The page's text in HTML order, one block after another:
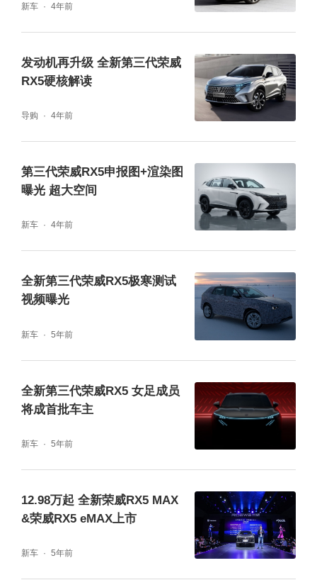
新车 4年前
发动机再升级 全新第三代荣威
RX5硬核解读
导购 4年前
第三代荣威RX5申报图+渲染图
曝光 超大空间
新车 4年前
全新第三代荣威RX5极寒测试
视频曝光
新车 5年前
全新第三代荣威RX5 女足成员
将成首批车主
新车 5年前
12.98万起 全新荣威RX5 MAX
&荣威RX5 eMAX上市
新车 5年前